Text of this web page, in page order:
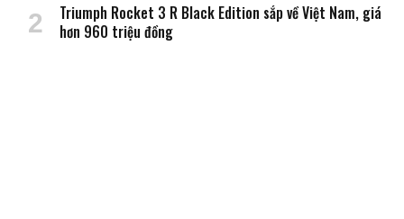
Triumph Rocket 3 R Black Edition sắp về Việt Nam, giá
hơn 960 triệu đồng